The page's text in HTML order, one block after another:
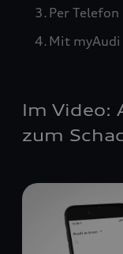
Per Telefon
Mit myAudi
Im Video:
zum